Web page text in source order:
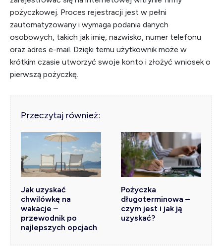
pożyczkowej. Proces rejestracji jest w pełni
zautomatyzowany i wymaga podania danych
osobowych, takich jak imię, nazwisko, numer telefonu
oraz adres e-mail. Dzięki temu użytkownik może w
krótkim czasie utworzyć swoje konto i złożyć wniosek o
pierwszą pożyczkę.
Przeczytaj również:
Jak uzyskać
chwilówkę na
wakacje –
przewodnik po
najlepszych opcjach
Pożyczka
długoterminowa –
czym jest i jak ją
uzyskać?